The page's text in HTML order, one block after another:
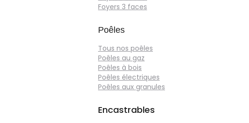
Foyers 3 faces
Poêles
Tous nos poêles
Poêles au gaz
Poêles à bois
Poêles électriques
Poêles aux granules
Encastrables